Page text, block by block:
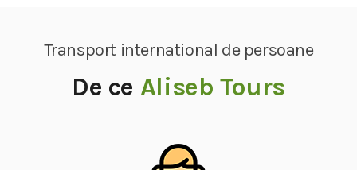
Transport international de persoane
De ce Aliseb Tours